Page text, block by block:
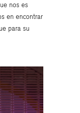
nos es
en encontrar
para su